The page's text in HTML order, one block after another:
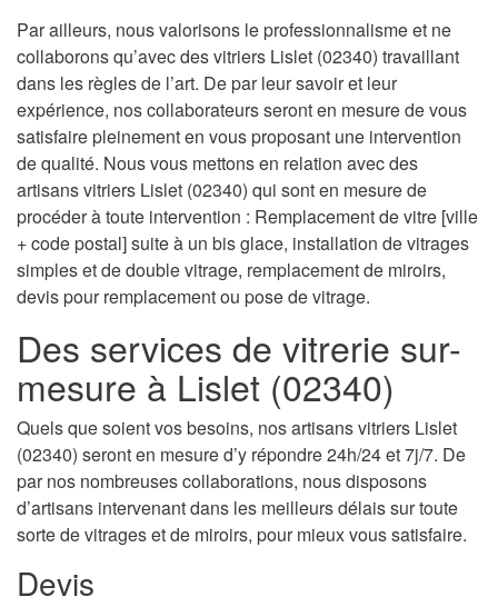
Par ailleurs, nous valorisons le professionnalisme et ne
collaborons qu’avec des vitriers Lislet (02340) travaillant
dans les règles de l’art. De par leur savoir et leur
expérience, nos collaborateurs seront en mesure de vous
satisfaire pleinement en vous proposant une intervention
de qualité. Nous vous mettons en relation avec des
artisans vitriers Lislet (02340) qui sont en mesure de
procéder à toute intervention : Remplacement de vitre [ville
+ code postal] suite à un bis glace, installation de vitrages
simples et de double vitrage, remplacement de miroirs,
devis pour remplacement ou pose de vitrage.
Des services de vitrerie sur-
mesure à Lislet (02340)
Quels que soient vos besoins, nos artisans vitriers Lislet
(02340) seront en mesure d’y répondre 24h/24 et 7j/7. De
par nos nombreuses collaborations, nous disposons
d’artisans intervenant dans les meilleurs délais sur toute
sorte de vitrages et de miroirs, pour mieux vous satisfaire.
Devis